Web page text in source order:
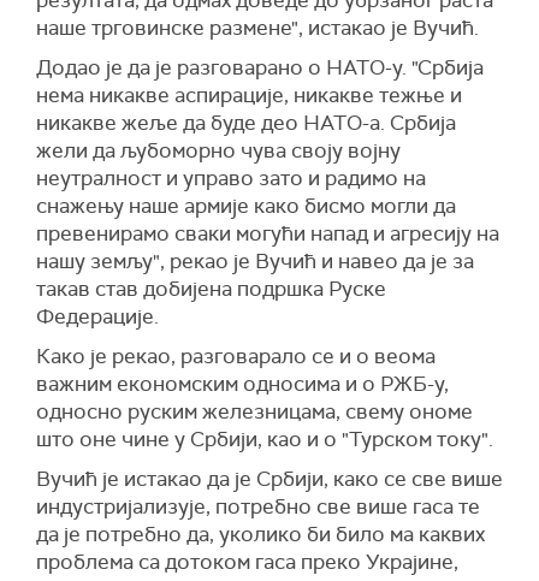
наше трговинске размене", истакао је Вучић.
Додао је да је разговарано о НАТО-у. "Србија
нема никакве аспирације, никакве тежње и
никакве жеље да буде део НАТО-а. Србија
жели да љубоморно чува своју војну
неутралност и управо зато и радимо на
снажењу наше армије како бисмо могли да
превенирамо сваки могући напад и агресију на
нашу земљу", рекао је Вучић и навео да је за
такав став добијена подршка Руске
Федерације.
Како је рекао, разговарало се и о веома
важним економским односима и о РЖБ-у,
односно руским железницама, свему ономе
што оне чине у Србији, као и о "Турском току".
Вучић је истакао да је Србији, како се све више
индустријализује, потребно све више гаса те
да је потребно да, уколико би било ма каквих
проблема са дотоком гаса преко Украјине,